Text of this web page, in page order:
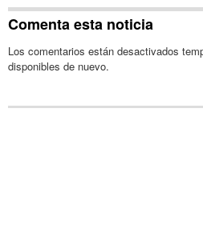
Comenta esta noticia
Los comentarios están desactivados
disponibles de nuevo.